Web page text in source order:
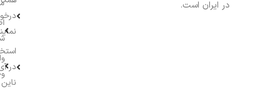
در ایران است.
در
ناین